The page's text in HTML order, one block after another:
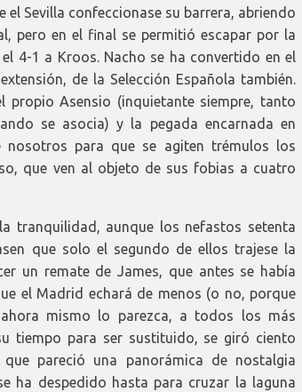
Sevilla confeccionase su barrera, abriendo
pero en el final se permitió escapar por la
4-1 a Kroos. Nacho se ha convertido en el
de la Selección Española también.
propio Asensio (inquietante siempre, tanto
se asocia) y la pegada encarnada en
nosotros para que se agiten trémulos los
que ven al objeto de sus fobias a cuatro
tranquilidad, aunque los nefastos setenta
que solo el segundo de ellos trajese la
un remate de James, que antes se había
el Madrid echará de menos (o no, porque
mismo lo parezca, a todos los más
tiempo para ser sustituido, se giró ciento
pareció una panorámica de nostalgia
ha despedido hasta para cruzar la laguna